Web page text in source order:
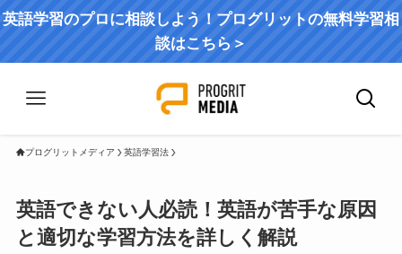
英語学習のプロに相談しよう！プログリットの無料学習相
談はこちら＞
プログリットメディア 英語学習法
英語できない人必読！英語が苦手な原因
と適切な学習方法を詳しく解説